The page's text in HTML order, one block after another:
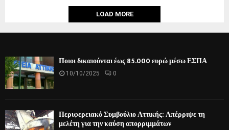
LOAD MORE
Ποιοι δικαιούνται έως 85.000 ευρώ μέσω ΕΣΠΑ
10/10/2025 0
Περιφερειακό Συμβούλιο Αττικής: Απέρριψε τη
μελέτη για την καύση απορριμμάτων